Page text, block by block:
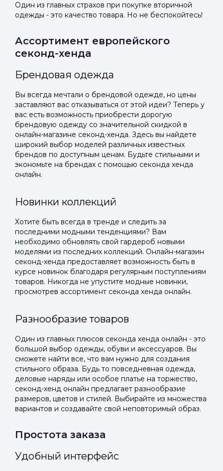
Один из главных страхов при покупке вторичной
одежды - это качество товара. Но не беспокойтесь!
Ассортимент европейского
секонд-хенда
Брендовая одежда
Вы всегда мечтали о брендовой одежде, но цены
заставляют вас отказываться от этой идеи? Теперь у
вас есть возможность приобрести дорогую
брендовую одежду со значительной скидкой в
онлайн-магазине секонд-хенда. Здесь вы найдете
широкий выбор моделей различных известных
брендов по доступным ценам. Будьте стильными и
экономьте на брендах с помощью секонда хенда
онлайн.
Новинки коллекций
Хотите быть всегда в тренде и следить за
последними модными тенденциями? Вам
необходимо обновлять свой гардероб новыми
моделями из последних коллекций. Онлайн-магазин
секонд-хенда предоставляет возможность быть в
курсе новинок благодаря регулярным поступлениям
товаров. Никогда не упустите модные новинки,
просмотрев ассортимент секонда хенда онлайн.
Разнообразие товаров
Один из главных плюсов секонда хенда онлайн - это
большой выбор одежды, обуви и аксессуаров. Вы
сможете найти все, что вам нужно для создания
стильного образа. Будь то повседневная одежда,
деловые наряды или особое платье на торжество,
секонд-хенд онлайн предлагает разнообразие
размеров, цветов и стилей. Выбирайте из множества
вариантов и создавайте свой неповторимый образ.
Простота заказа
Удобный интерфейс